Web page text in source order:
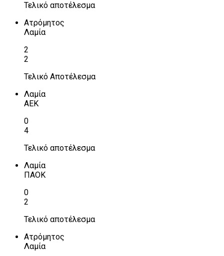
Τελικό αποτέλεσμα
Ατρόμητος
Λαμία
2
2
Τελικό Αποτέλεσμα
Λαμία
ΑΕΚ
0
4
Τελικό αποτέλεσμα
Λαμία
ΠΑΟΚ
0
2
Τελικό αποτέλεσμα
Ατρόμητος
Λαμία